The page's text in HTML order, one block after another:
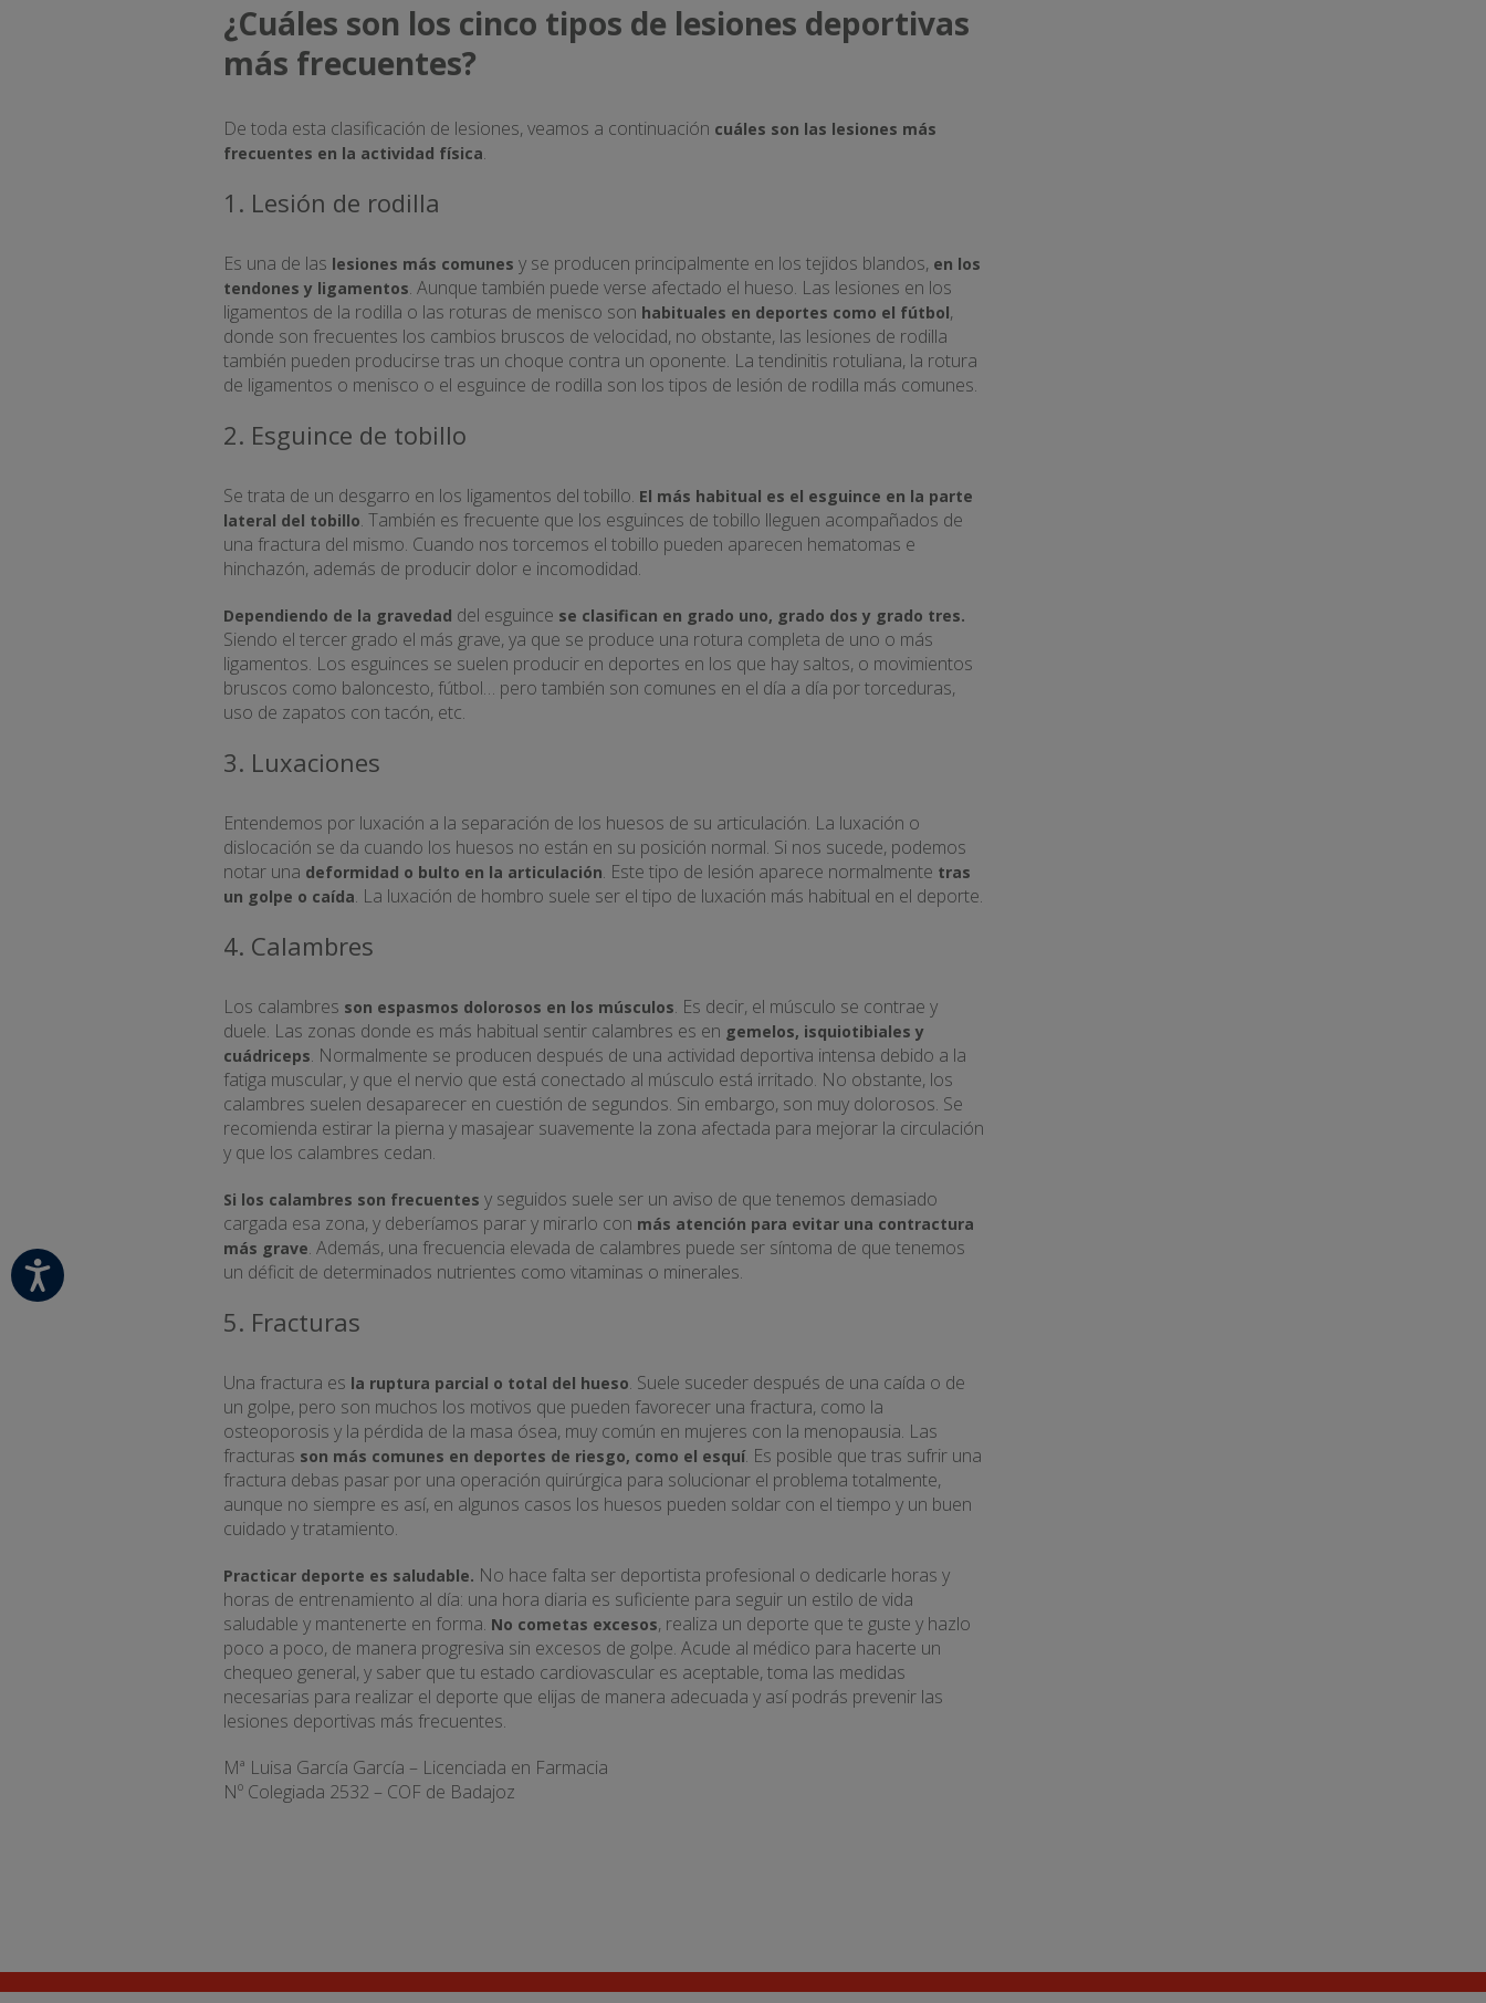
¿Cuáles son los cinco tipos de lesiones deportivas
más frecuentes?
De toda esta clasificación de lesiones, veamos a continuación cuáles son las lesiones más
frecuentes en la actividad física.
1. Lesión de rodilla
Es una de las lesiones más comunes y se producen principalmente en los tejidos blandos, en los
tendones y ligamentos. Aunque también puede verse afectado el hueso. Las lesiones en los
ligamentos de la rodilla o las roturas de menisco son habituales en deportes como el fútbol,
donde son frecuentes los cambios bruscos de velocidad, no obstante, las lesiones de rodilla
también pueden producirse tras un choque contra un oponente. La tendinitis rotuliana, la rotura
de ligamentos o menisco o el esguince de rodilla son los tipos de lesión de rodilla más comunes.
2. Esguince de tobillo
Se trata de un desgarro en los ligamentos del tobillo. El más habitual es el esguince en la parte
lateral del tobillo. También es frecuente que los esguinces de tobillo lleguen acompañados de
una fractura del mismo. Cuando nos torcemos el tobillo pueden aparecen hematomas e
hinchazón, además de producir dolor e incomodidad.
Dependiendo de la gravedad del esguince se clasifican en grado uno, grado dos y grado tres.
Siendo el tercer grado el más grave, ya que se produce una rotura completa de uno o más
ligamentos. Los esguinces se suelen producir en deportes en los que hay saltos, o movimientos
bruscos como baloncesto, fútbol… pero también son comunes en el día a día por torceduras,
uso de zapatos con tacón, etc.
3. Luxaciones
Entendemos por luxación a la separación de los huesos de su articulación. La luxación o
dislocación se da cuando los huesos no están en su posición normal. Si nos sucede, podemos
notar una deformidad o bulto en la articulación. Este tipo de lesión aparece normalmente tras
un golpe o caída. La luxación de hombro suele ser el tipo de luxación más habitual en el deporte.
4. Calambres
Los calambres son espasmos dolorosos en los músculos. Es decir, el músculo se contrae y
duele. Las zonas donde es más habitual sentir calambres es en gemelos, isquiotibiales y
cuádriceps. Normalmente se producen después de una actividad deportiva intensa debido a la
fatiga muscular, y que el nervio que está conectado al músculo está irritado. No obstante, los
calambres suelen desaparecer en cuestión de segundos. Sin embargo, son muy dolorosos. Se
recomienda estirar la pierna y masajear suavemente la zona afectada para mejorar la circulación
y que los calambres cedan.
Si los calambres son frecuentes y seguidos suele ser un aviso de que tenemos demasiado
cargada esa zona, y deberíamos parar y mirarlo con más atención para evitar una contractura
más grave. Además, una frecuencia elevada de calambres puede ser síntoma de que tenemos
un déficit de determinados nutrientes como vitaminas o minerales.
5. Fracturas
Una fractura es la ruptura parcial o total del hueso. Suele suceder después de una caída o de
un golpe, pero son muchos los motivos que pueden favorecer una fractura, como la
osteoporosis y la pérdida de la masa ósea, muy común en mujeres con la menopausia. Las
fracturas son más comunes en deportes de riesgo, como el esquí. Es posible que tras sufrir una
fractura debas pasar por una operación quirúrgica para solucionar el problema totalmente,
aunque no siempre es así, en algunos casos los huesos pueden soldar con el tiempo y un buen
cuidado y tratamiento.
Practicar deporte es saludable. No hace falta ser deportista profesional o dedicarle horas y
horas de entrenamiento al día: una hora diaria es suficiente para seguir un estilo de vida
saludable y mantenerte en forma. No cometas excesos, realiza un deporte que te guste y hazlo
poco a poco, de manera progresiva sin excesos de golpe. Acude al médico para hacerte un
chequeo general, y saber que tu estado cardiovascular es aceptable, toma las medidas
necesarias para realizar el deporte que elijas de manera adecuada y así podrás prevenir las
lesiones deportivas más frecuentes.
Mª Luisa García García – Licenciada en Farmacia
Nº Colegiada 2532 – COF de Badajoz